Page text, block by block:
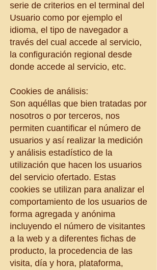
serie de criterios en el terminal del
Usuario como por ejemplo el
idioma, el tipo de navegador a
través del cual accede al servicio,
la configuración regional desde
donde accede al servicio, etc.
Cookies de análisis:
Son aquéllas que bien tratadas por
nosotros o por terceros, nos
permiten cuantificar el número de
usuarios y así realizar la medición
y análisis estadístico de la
utilización que hacen los usuarios
del servicio ofertado. Estas
cookies se utilizan para analizar el
comportamiento de los usuarios de
forma agregada y anónima
incluyendo el número de visitantes
a la web y a diferentes fichas de
producto, la procedencia de las
visita, día y hora, plataforma,